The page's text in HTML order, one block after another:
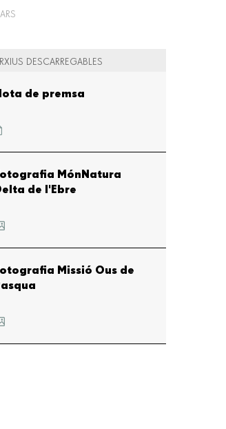
DESCARREGABLES
de premsa
MónNatura
de l'Ebre
Missió Ous de